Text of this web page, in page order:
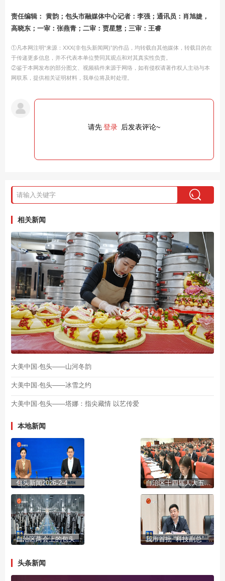
责任编辑： 黄韵；包头市融媒体中心记者：李强；通讯员：肖旭婕，
高晓东；一审：张燕青；二审：贾星慧；三审：王睿
①凡本网注明“来源：XXX(非包头新闻网)”的作品，均转载自其他媒体，转载目的在
于传递更多信息，并不代表本单位赞同其观点和对其真实性负责。
②鉴于本网发布的部分图文、视频稿件来源于网络，如有侵权请著作权人主动与本
网联系，提供相关证明材料，我单位将及时处理。
请先登录 后发表评论~
相关新闻
大美中国·包头——山河冬韵
大美中国·包头——冰雪之约
大美中国·包头——塔娜：指尖藏情 以艺传爱
本地新闻
包头新闻2026-2-4 自治区十四届人大五次会议开幕
自治区两会上的包头声音 我市首批 “科技副总” “产业教授”进行成果展示
头条新闻